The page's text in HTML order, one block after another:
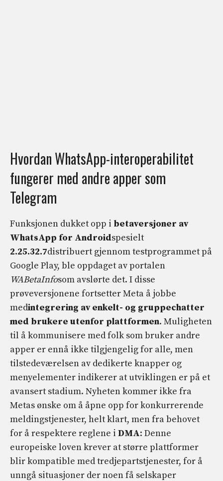
Hvordan WhatsApp-interoperabilitet
fungerer med andre apper som
Telegram
Funksjonen dukket opp i betaversjoner av
WhatsApp for Androidspesielt
2.25.32.7distribuert gjennom testprogrammet på
Google Play, ble oppdaget av portalen
WABetaInfosom avslørte det. I disse
prøveversjonene fortsetter Meta å jobbe
medintegrering av enkelt- og gruppechatter
med brukere utenfor plattformen. Muligheten
til å kommunisere med folk som bruker andre
apper er ennå ikke tilgjengelig for alle, men
tilstedeværelsen av dedikerte knapper og
menyelementer indikerer at utviklingen er på et
avansert stadium. Nyheten kommer ikke fra
Metas ønske om å åpne opp for konkurrerende
meldingstjenester, helt klart, men fra behovet
for å respektere reglene i DMA: Denne
europeiske loven krever at større plattformer
blir kompatible med tredjepartstjenester, for å
unngå situasjoner der noen få selskaper